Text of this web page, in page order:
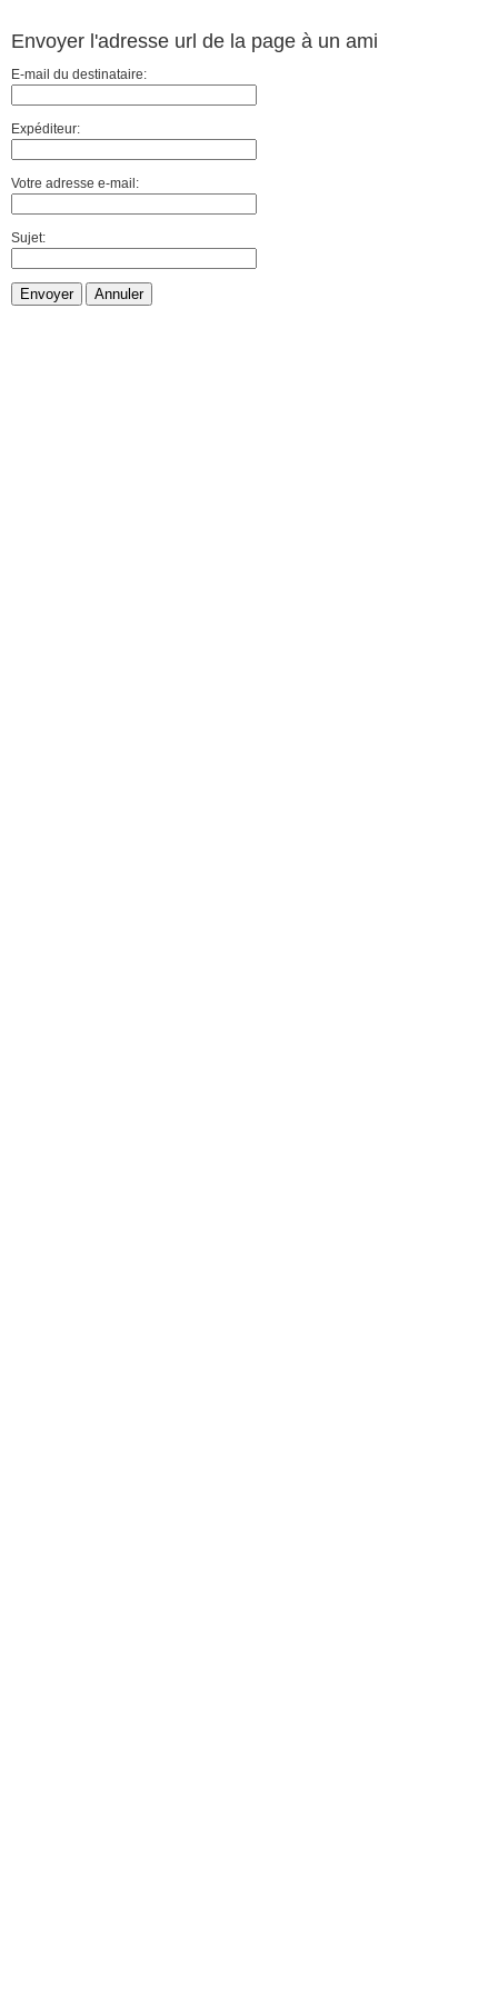
Envoyer l'adresse url de la page à un ami
E-mail du destinataire:
Expéditeur:
Votre adresse e-mail:
Sujet:
Envoyer Annuler